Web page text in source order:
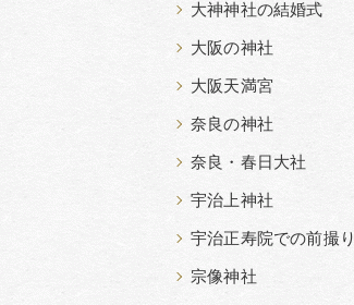
大神神社の結婚式
大阪の神社
大阪天満宮
奈良の神社
奈良・春日大社
宇治上神社
宇治正寿院での前撮り
宗像神社